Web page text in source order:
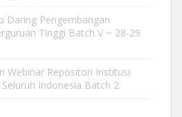
Daring Pengembangan
Tinggi Batch V ~ 28-29
Webinar Repositori Institusi
Indonesia Batch 2